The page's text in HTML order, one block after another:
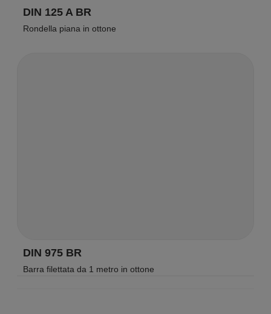
DIN 125 A BR
Rondella piana in ottone
DIN 975 BR
Barra filettata da 1 metro in ottone